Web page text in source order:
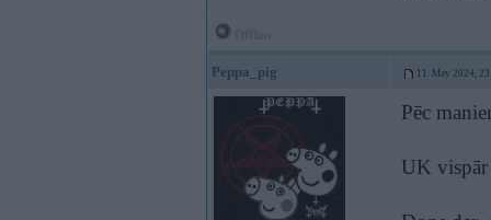
Peppa_pig 11. May 2024,
Pēc
UK vispār